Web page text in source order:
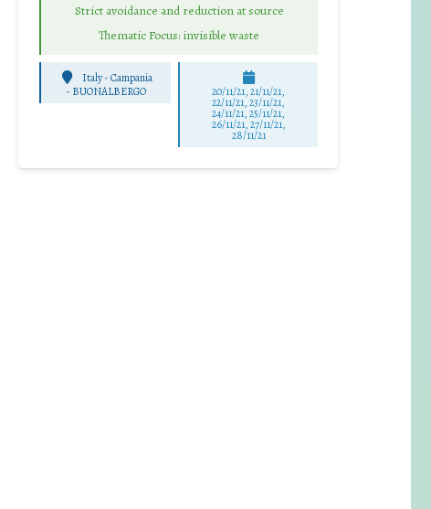
Strict avoidance and reduction at source
Thematic Focus: invisible waste
Italy - Campania
- BUONALBERGO 20/11/21, 21/11/21,
22/11/21, 23/11/21,
24/11/21, 25/11/21,
26/11/21, 27/11/21,
28/11/21